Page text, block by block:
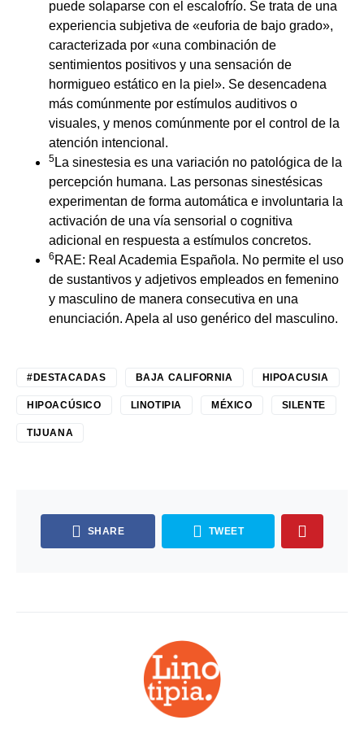
puede solaparse con el escalofrío. Se trata de una
experiencia subjetiva de «euforia de bajo grado»,
caracterizada por «una combinación de
sentimientos positivos y una sensación de
hormigueo estático en la piel». Se desencadena
más comúnmente por estímulos auditivos o
visuales, y menos comúnmente por el control de la
atención intencional.
5 La sinestesia es una variación no patológica de la
percepción humana. Las personas sinestésicas
experimentan de forma automática e involuntaria la
activación de una vía sensorial o cognitiva
adicional en respuesta a estímulos concretos.
6 RAE: Real Academia Española. No permite el uso
de sustantivos y adjetivos empleados en femenino
y masculino de manera consecutiva en una
enunciación. Apela al uso genérico del masculino.
#DESTACADAS BAJA CALIFORNIA HIPOACUSIA
HIPOACÚSICO LINOTIPIA MÉXICO SILENTE
TIJUANA
SHARE TWEET